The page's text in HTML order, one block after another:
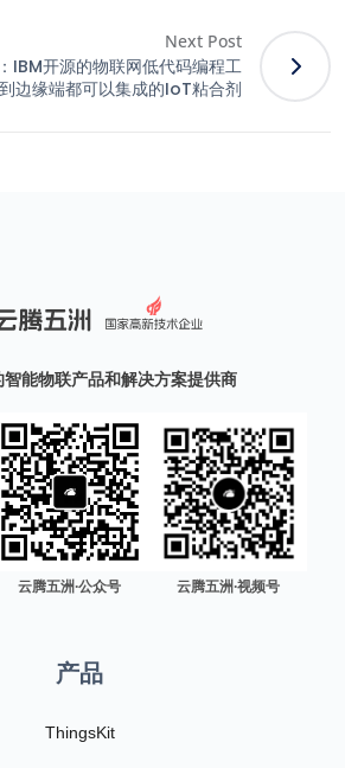
Next Post
IBM开源的物联网低代码编程工
边缘端都可以集成的IoT粘合剂
智能物联产品和解决方案提供商
云腾五洲·公众号 云腾五洲·视频号
产品
ThingsKit